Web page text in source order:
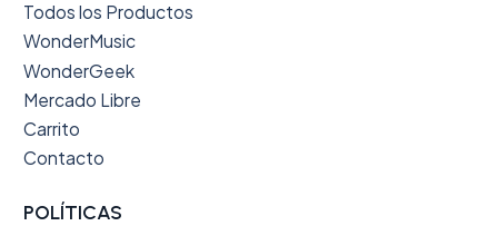
Todos los Productos
WonderMusic
WonderGeek
Mercado Libre
Carrito
Contacto
POLÍTICAS